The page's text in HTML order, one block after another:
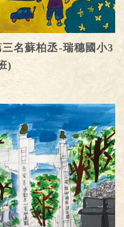
名蘇柏丞-瑞穗國小3
)